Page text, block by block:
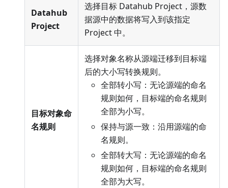
Datahub
Project
选择目标 Datahub Project，源数
据源中的数据将写入到该指定
Project 中。
目标对象命
名规则
选择对象名称从源端迁移到目标端
后的大小写转换规则。
全部转小写：无论源端的命名
规则如何，目标端的命名规则
全部为小写。
保持与源一致：沿用源端的命
名规则。
全部转大写：无论源端的命名
规则如何，目标端的命名规则
全部为大写。